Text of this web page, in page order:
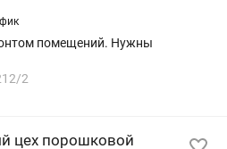
помещений. Нужны
2
цех порошковой